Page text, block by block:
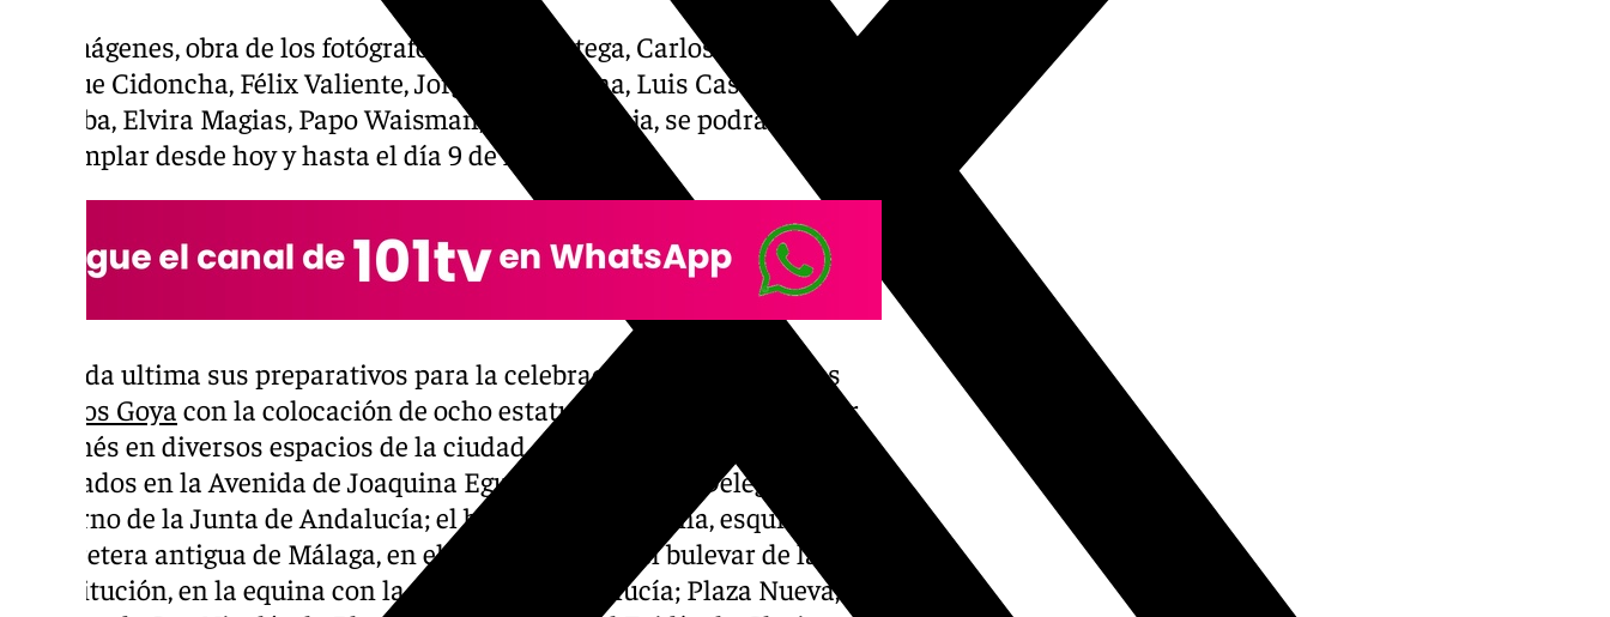
Las imágenes, obra de los fotógrafos Alberto Ortega, Carlos Álvarez,
Enrique Cidoncha, Félix Valiente, Jorge Fuembuena, Luis Castilla, Miguel
Córdoba, Elvira Magias, Papo Waisman, y Valero Rioja, se podrán
contemplar desde hoy y hasta el día 9 de febrero,
Granada ultima sus preparativos para la celebración de la gala de los
Premios Goya con la colocación de ocho estatuillas gigantes del pintor
aragonés en diversos espacios de la ciudad que desde hoy han quedado
instalados en la Avenida de Joaquina Eguaras, frente a la Delegación de
Gobierno de la Junta de Andalucía; el bulevar de la Encina, esquina con
la carretera antigua de Málaga, en el distrito Chana; el bulevar de la
Constitución, en la equina con la Avenida de Andalucía; Plaza Nueva, el